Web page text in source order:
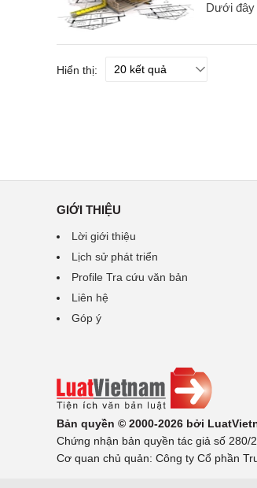
Dưới đây
Hiển thị:
GIỚI THIỆU
Lời giới thiệu
Lịch sử phát triển
Profile Tra cứu văn bản
Liên hệ
Góp ý
Bản quyền © 2000-2026 bởi
Chứng nhận bản quyền tác giả số 280/
Cơ quan chủ quản: Công ty Cổ phần